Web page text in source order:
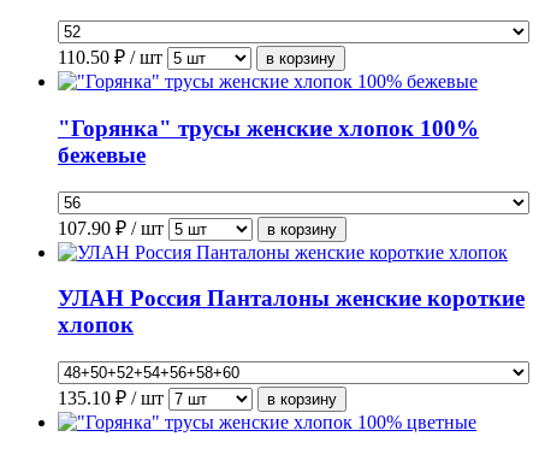
110.50 ₽ / шт
"Горянка" трусы женские хлопок 100%
бежевые
107.90 ₽ / шт
УЛАН Россия Панталоны женские короткие
хлопок
135.10 ₽ / шт